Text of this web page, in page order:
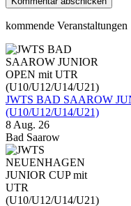
kommende Veranstaltungen
JWTS BAD SAAROW
(U10/U12/U14/U21)
8 Aug. 26
Bad Saarow